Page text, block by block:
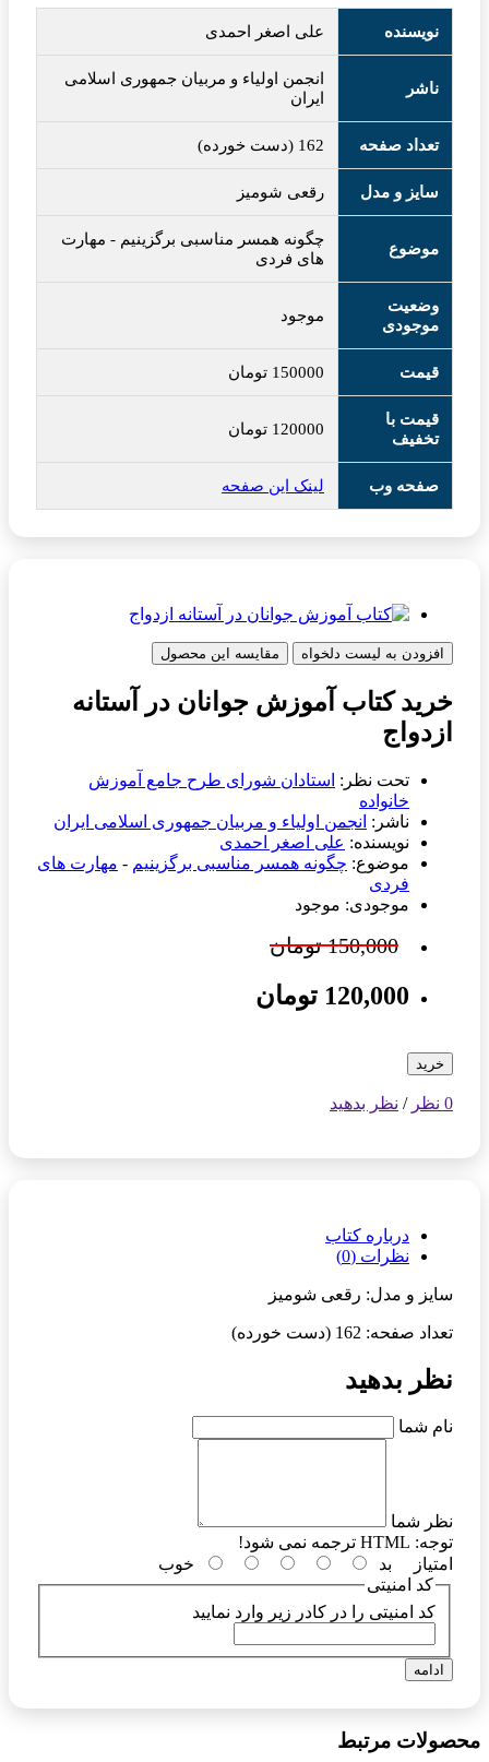
نویسنده علی اصغر احمدی
ناشر
انجمن اولیاء و مربیان جمهوری اسلامی
ایران
تعداد صفحه 162 (دست خورده)
سایز و مدل رقعی شومیز
موضوع
چگونه همسر مناسبی برگزینیم - مهارت
های فردی
وضعیت
موجودی
موجود
قیمت 150000 تومان
قیمت با
تخفیف
120000 تومان
صفحه وب لینک این صفحه
افزودن به لیست دلخواه مقایسه این محصول
خرید کتاب آموزش جوانان در آستانه
ازدواج
تحت نظر: استادان شورای طرح جامع آموزش
خانواده
ناشر: انجمن اولیاء و مربیان جمهوری اسلامی ایران
نویسنده: علی اصغر احمدی
موضوع: چگونه همسر مناسبی برگزینیم - مهارت های
فردی
موجودی: موجود
150,000 تومان
120,000 تومان
خرید
0 نظر / نظر بدهید
درباره کتاب
نظرات (0)
سایز و مدل: رقعی شومیز
تعداد صفحه: 162 (دست خورده)
نظر بدهید
نام شما
نظر شما
توجه:
امتیاز
بد
خوب
کد امنیتی
کد امنیتی را در کادر زیر وارد نمایید
ادامه
محصولات مرتبط